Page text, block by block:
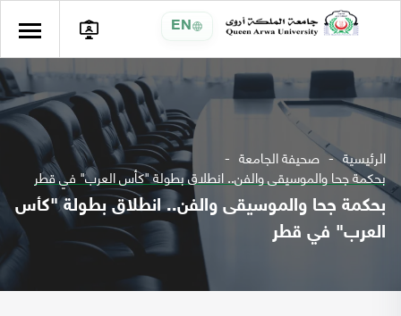
EN
الرئيسية صحيفة الجامعة
بحكمة جحا والموسيقى والفن.. انطلاق بطولة "كأس العرب" في قطر
بحكمة جحا والموسيقى والفن.. انطلاق بطولة "كأس
العرب" في قطر